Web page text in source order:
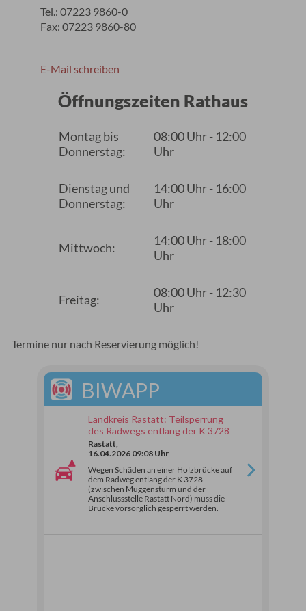
Tel.: 07223 9860-0
Fax: 07223 9860-80
E-Mail schreiben
Öffnungszeiten Rathaus
Montag bis
Donnerstag:
08:00 Uhr - 12:00
Uhr
Dienstag und
Donnerstag:
14:00 Uhr - 16:00
Uhr
Mittwoch:
14:00 Uhr - 18:00
Uhr
Freitag:
08:00 Uhr - 12:30
Uhr
Termine nur nach Reservierung möglich!
BIWAPP
Landkreis Rastatt: Teilsperrung
des Radwegs entlang der K 3728
Rastatt,
16.04.2026 09:08 Uhr
Wegen Schäden an einer Holzbrücke auf
dem Radweg entlang der K 3728
(zwischen Muggensturm und der
Anschlussstelle Rastatt Nord) muss die
Brücke vorsorglich gesperrt werden.